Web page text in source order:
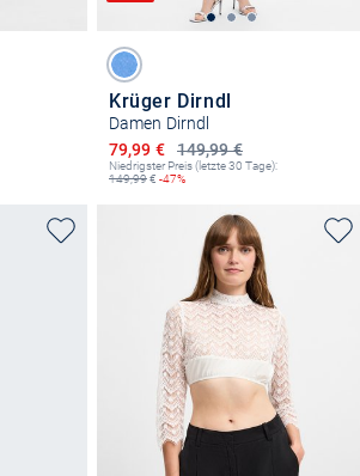
Krüger Dirndl
Damen Dirndl
149,99 €
Ermäßigter Preis
79,99 €
Niedrigster Preis (letzte 30 Tage):
149,99€ -47%